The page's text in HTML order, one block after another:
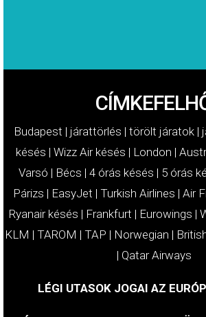
Budapest | járattörlés | törölt járatok |
késés | Wizz Air késés | London |
Varsó | Bécs | 4 órás késés | 5 órás
Párizs | EasyJet | Turkish Airlines | Air
Ryanair késés | Frankfurt | Eurowings |
KLM | TAROM | TAP | Norwegian |
| Qatar Airways
LÉGI UTASOK JOGAI AZ